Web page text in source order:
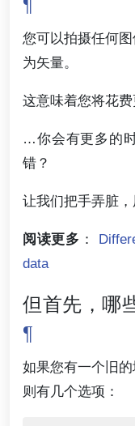
您可以拍摄任何
为矢量。
这意味着您将花费
…你会有更多的
错？
让我们把手弄脏，
阅读更多 ：
data
但首先，哪
¶
如果您有一个旧
则有几个选项：